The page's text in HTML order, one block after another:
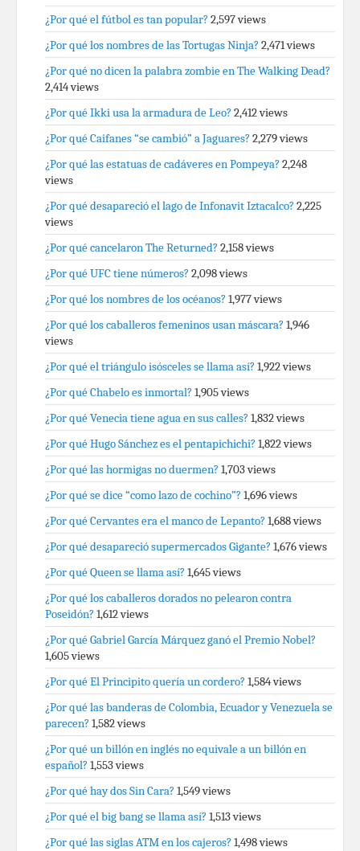
¿Por qué el fútbol es tan popular? 2,597 views
¿Por qué los nombres de las Tortugas Ninja? 2,471 views
¿Por qué no dicen la palabra zombie en The Walking Dead?
2,414 views
¿Por qué Ikki usa la armadura de Leo? 2,412 views
¿Por qué Caifanes “se cambió” a Jaguares? 2,279 views
¿Por qué las estatuas de cadáveres en Pompeya? 2,248
views
¿Por qué desapareció el lago de Infonavit Iztacalco? 2,225
views
¿Por qué cancelaron The Returned? 2,158 views
¿Por qué UFC tiene números? 2,098 views
¿Por qué los nombres de los océanos? 1,977 views
¿Por qué los caballeros femeninos usan máscara? 1,946
views
¿Por qué el triángulo isósceles se llama así? 1,922 views
¿Por qué Chabelo es inmortal? 1,905 views
¿Por qué Venecia tiene agua en sus calles? 1,832 views
¿Por qué Hugo Sánchez es el pentapichichi? 1,822 views
¿Por qué las hormigas no duermen? 1,703 views
¿Por qué se dice “como lazo de cochino”? 1,696 views
¿Por qué Cervantes era el manco de Lepanto? 1,688 views
¿Por qué desapareció supermercados Gigante? 1,676 views
¿Por qué Queen se llama así? 1,645 views
¿Por qué los caballeros dorados no pelearon contra
Poseidón? 1,612 views
¿Por qué Gabriel García Márquez ganó el Premio Nobel?
1,605 views
¿Por qué El Principito quería un cordero? 1,584 views
¿Por qué las banderas de Colombia, Ecuador y Venezuela se
parecen? 1,582 views
¿Por qué un billón en inglés no equivale a un billón en
español? 1,553 views
¿Por qué hay dos Sin Cara? 1,549 views
¿Por qué el big bang se llama así? 1,513 views
¿Por qué las siglas ATM en los cajeros? 1,498 views